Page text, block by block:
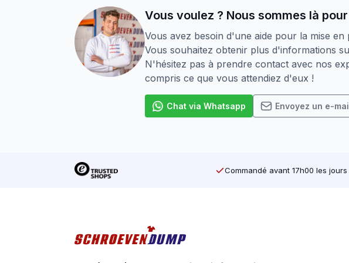
Revêtement auto-cicatrisant
Convient pour les bois tendres et durs
Résistant aux intempéries
SilverMate Outdoor – conçu pour l’extérieur. Fabriqué
Vous voulez ? Nous sommes là
Vous avez besoin d'une aide pour la mise en
Vous souhaitez obtenir plus d'informations
N'hésitez pas à prendre contact avec nos
compris ce que vous attendiez d'eux !
Chat via Whatsapp Envoyez un e-
Commandé avant 17h00 les